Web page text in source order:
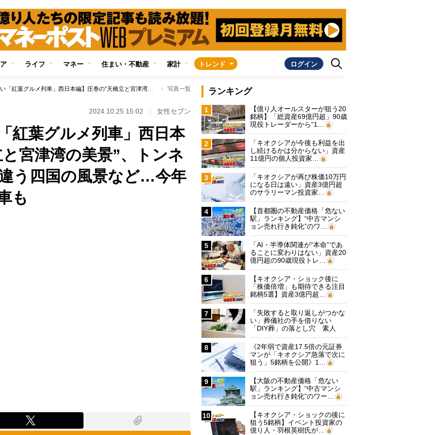
ライフ マネー 住まい・不動産 家計 トレンド ログイン
【この秋乗りたい「紅葉グルメ列車」西日本編】圧巻の“天橋立と宮津湾の美景”、トンネルを抜けるごとに違う四国の風景など…今年デビューの最新列車も 写真一覧
2024.10.25 15:02 女性セブン
紅葉グルメ列車」西日本
宮津湾の美景”、トンネ
う四国の風景など…今年
も
ランキング
1
【億り人オールスターが狙う20
銘柄】「総資産69億円超」90歳
現役トレーダーから“1…
2
「キオクシアが今後も利益を出
し続けるかは分からない」資産
11億円の個人投資家…
3
「キオクシアが再び株価10万円
になる日は遠い」資産3億円超
のサラリーマン投資家…
4
【首都圏の不動産価格「危ない
駅」ランキング】“中古マンシ
ョン売れ行き鈍化”のワ…
5
「AI・半導体関連が“本命”であ
ることに変わりはない」資産20
億円超の90歳現役トレ…
6
【キオクシア・ショック後に
「株価倍増」も期待できる注目
銘柄5選】資産3億円超…
7
「失敗すると取り返しがつかな
い」葬儀社の手を借りない
「DIY葬」の落とし穴 素人
に…
8
《2年弱で資産17.5倍の元証券
マンが「キオクシア急落で次に
狙う」5銘柄を公開》1…
9
【大阪の不動産価格「危ない
駅」ランキング】“中古マンシ
ョン売れ行き鈍化”のワー…
10
【キオクシア・ショックの後に
狙う5銘柄】イベント投資家の
億り人・羽根英樹氏が…